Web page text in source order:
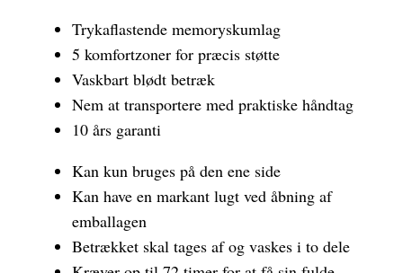
Trykaflastende memoryskumlag
5 komfortzoner for præcis støtte
Vaskbart blødt betræk
Nem at transportere med praktiske håndtag
10 års garanti
Kan kun bruges på den ene side
Kan have en markant lugt ved åbning af
emballagen
Betrækket skal tages af og vaskes i to dele